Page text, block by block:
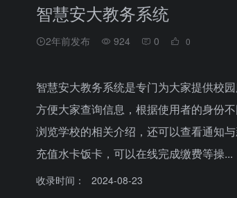
智慧安大教务系统
2年前发布 924 0 0
智慧安大教务系统是专门为大家提供校
方便大家查询信息，根据使用者的身份
浏览学校的相关介绍，还可以查看通知
充值水卡饭卡，可以在线完成缴费等操...
收录时间：
2024-08-23